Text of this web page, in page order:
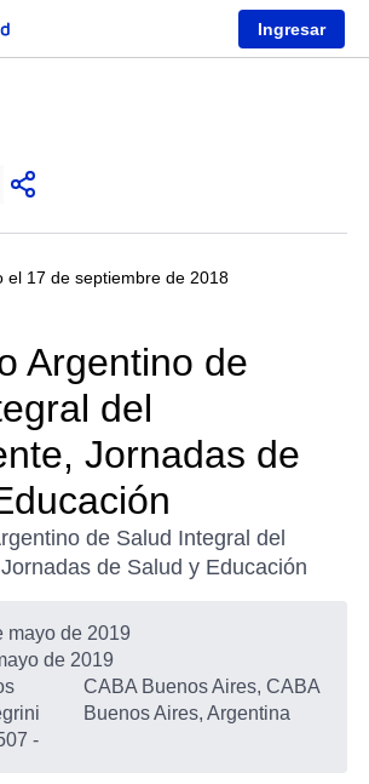
Ingresar
el 17 de septiembre de 2018
Argentino de
del
Jornadas de
de Salud Integral del
de Salud y Educación
mayo de 2019
de 2019
-
CABA Buenos Aires, CABA
Buenos Aires, Argentina